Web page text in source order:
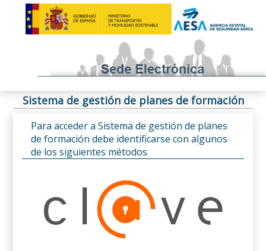
Sistema de gestión de planes de formación
Para acceder a Sistema de gestión de planes
de formación debe identificarse con algunos
de los siguientes métodos